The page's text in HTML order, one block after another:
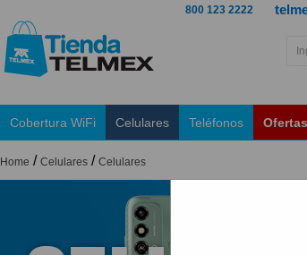
800 123 2222
Cobertura WiFi Celulares Teléfonos Ofertas
Home / Celulares / Celulares